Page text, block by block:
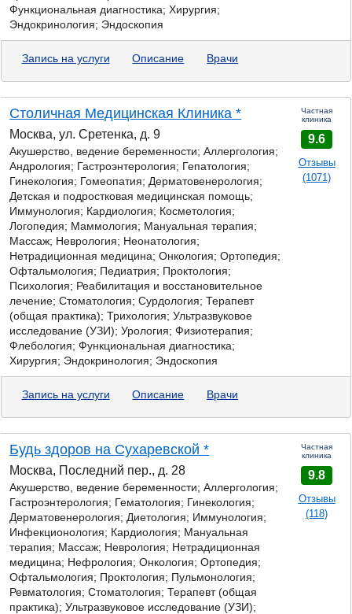
Функциональная диагностика; Хирургия;
Эндокринология; Эндоскопия
Запись на услуги Описание Врачи
Столичная Медицинская Клиника *
Москва, ул. Сретенка, д. 9
Акушерство, ведение беременности; Аллергология;
Андрология; Гастроэнтерология; Гепатология;
Гинекология; Гомеопатия; Дерматовенерология;
Детская и подростковая медицинская помощь;
Иммунология; Кардиология; Косметология;
Логопедия; Маммология; Мануальная терапия;
Массаж; Неврология; Неонатология;
Нетрадиционная медицина; Онкология; Ортопедия;
Офтальмология; Педиатрия; Проктология;
Психология; Реабилитация и восстановительное
лечение; Стоматология; Сурдология; Терапевт
(общая практика); Трихология; Ультразвуковое
исследование (УЗИ); Урология; Физиотерапия;
Флебология; Функциональная диагностика;
Хирургия; Эндокринология; Эндоскопия
Частная
клиника
9.6
Отзывы
(1071)
Запись на услуги Описание Врачи
Будь здоров на Сухаревской *
Москва, Последний пер., д. 28
Акушерство, ведение беременности; Аллергология;
Гастроэнтерология; Гематология; Гинекология;
Дерматовенерология; Диетология; Иммунология;
Инфекционология; Кардиология; Мануальная
терапия; Массаж; Неврология; Нетрадиционная
медицина; Нефрология; Онкология; Ортопедия;
Офтальмология; Проктология; Пульмонология;
Ревматология; Стоматология; Терапевт (общая
практика); Ультразвуковое исследование (УЗИ);
Частная
клиника
9.8
Отзывы
(118)